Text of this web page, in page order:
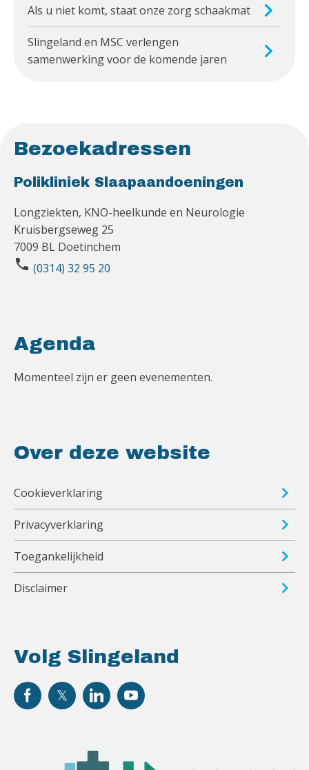
Als u niet komt, staat onze zorg schaakmat
Slingeland en MSC verlengen
samenwerking voor de komende jaren
Bezoekadressen
Polikliniek Slaapaandoeningen
Longziekten, KNO-heelkunde en Neurologie
Kruisbergseweg 25
7009 BL Doetinchem
phone (0314) 32 95 20
Volg Slingeland
Agenda
Momenteel zijn er geen evenementen.
Over deze website
Cookieverklaring
Privacyverklaring
Toegankelijkheid
Disclaimer